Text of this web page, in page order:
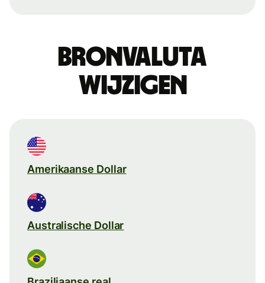
Bronvaluta
wijzigen
Amerikaanse Dollar
Australische Dollar